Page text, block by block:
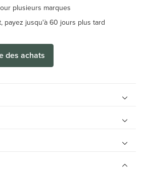
plusieurs marques
payez jusqu'à 60 jours plus tard
des achats